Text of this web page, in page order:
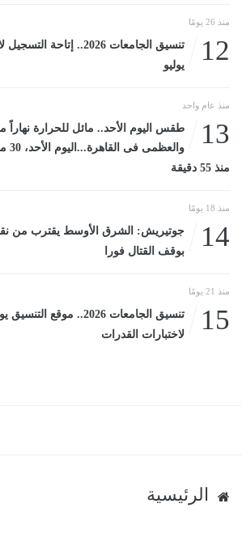
منذ 26 يومًا
12
يوليو
منذ عام واحد
13
طقس اليوم الأحد.. مائل للحرارة نهاراً
منذ 55 دقيقة
منذ 18 يومًا
14
جوتيريش: الشرق الأوسط يقترب من
بوقف القتال فورا
منذ 21 يومًا
15
تنسيق الجامعات 2026..
لاختبارات القدرات
الرئيسية